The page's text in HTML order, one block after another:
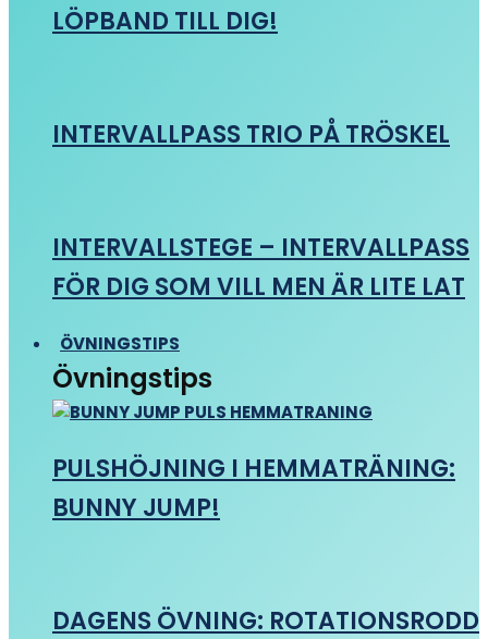
LÖPBAND TILL DIG!
INTERVALLPASS TRIO PÅ TRÖSKEL
INTERVALLSTEGE – INTERVALLPASS
FÖR DIG SOM VILL MEN ÄR LITE LAT
ÖVNINGSTIPS
Övningstips
PULSHÖJNING I HEMMATRÄNING:
BUNNY JUMP!
DAGENS ÖVNING: ROTATIONSRODD